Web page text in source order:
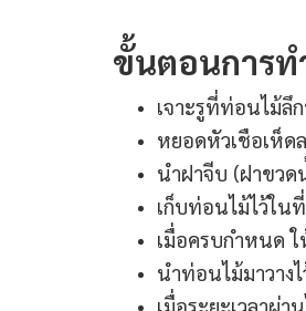
ขั้นตอนการท
เจาะรูที่ท่อนไม้ลึ
หยอดหัวเชือเห็ด
นำฝาจีบ (ฝาขวด
เก็บท่อนไม้ไว้ใน
เมื่อครบกำหนด
นำท่อนไม้มาวาง
เมื่อระยะเวลาผ่